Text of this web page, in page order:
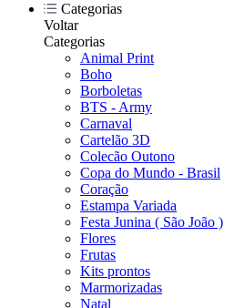
Categorias
Voltar
Categorias
Animal Print
Boho
Borboletas
BTS - Army
Carnaval
Cartelão 3D
Colecão Outono
Copa do Mundo - Brasil
Coração
Estampa Variada
Festa Junina ( São João )
Flores
Frutas
Kits prontos
Marmorizadas
Natal